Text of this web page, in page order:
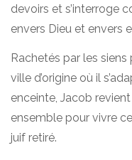
devoirs et s’interroge
envers Dieu et envers
Rachetés par les
ville d’origine où il
enceinte, Jacob
ensemble pour vivre
juif retiré.